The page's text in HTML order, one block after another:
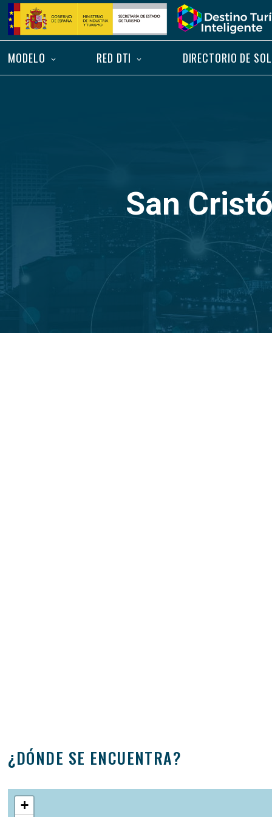
Saltar
contenido
Inicio
MODELO RED DTI DIRECTORIO DE
San
¿DÓNDE SE ENCUENTRA?
+